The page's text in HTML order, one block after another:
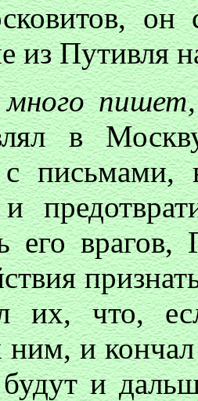
он
из Путивля
в
с письмами,
его врагов,
их, что,
и
и